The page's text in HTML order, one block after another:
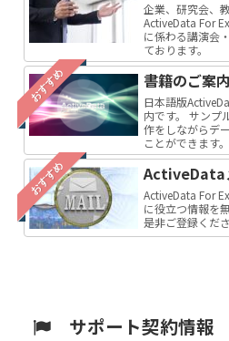
企業、研究会、
ActiveData For
に係わる講演会
ております。
おすすめ 書籍のご案内
日本語版
内です。 サンプ
作をしながらデ
ことができます。
おすすめ ActiveData
ActiveData For
に役立つ情報を
是非ご登録くださ
サポート契約情報